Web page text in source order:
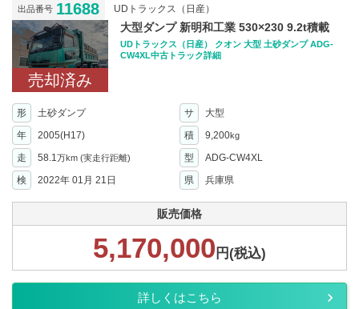
出品番号 11688 UDトラックス（日産）
売却済み
大型ダンプ 新明和工業 530×230 9.2t積載
UDトラックス（日産） クオン 大型 土砂ダンプ ADG-
CW4XL中古トラック詳細
形 土砂ダンプ サ
大型
年
2005(H17) 積 9,200kg
走 58.1万km (実走行距離) 型
ADG-CW4XL
検
2022年 01月 21日 県 兵庫県
販売価格
5,170,000 円(税込)
詳しくはこちら